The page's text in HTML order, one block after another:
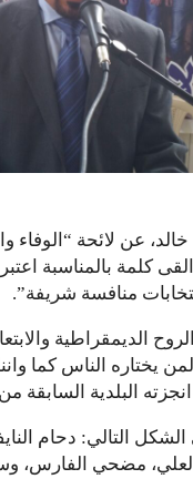
عن لائحة
كلمة بالمناسبة
منافسة شريفة”.
الديمقراطية
يختاره الناس كما
البلدية السابقة
الشكل التالي: دحام
مضحي